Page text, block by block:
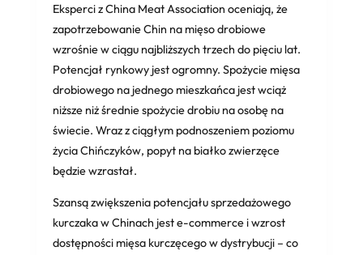
Eksperci z China Meat Association oceniają, że
zapotrzebowanie Chin na mięso drobiowe
wzrośnie w ciągu najbliższych trzech do pięciu lat.
Potencjał rynkowy jest ogromny. Spożycie mięsa
drobiowego na jednego mieszkańca jest wciąż
niższe niż średnie spożycie drobiu na osobę na
świecie. Wraz z ciągłym podnoszeniem poziomu
życia Chińczyków, popyt na białko zwierzęce
będzie wzrastał.
Szansą zwiększenia potencjału sprzedażowego
kurczaka w Chinach jest e-commerce i wzrost
dostępności mięsa kurczęcego w dystrybucji – co